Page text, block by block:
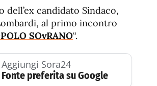
de
fuente
de
fuente.
dell’ex candidato Sindaco,
al primo incontro
SOvRANO“.
Aggiungi Sora24
Fonte preferita su Google